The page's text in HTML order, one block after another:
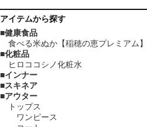
アイテムから探す
健康食品
食べる米ぬか【稲穂の恵プレミアム
化粧品
ヒロココシノ化粧水
インナー
スキネア
アウター
トップス
ワンピース